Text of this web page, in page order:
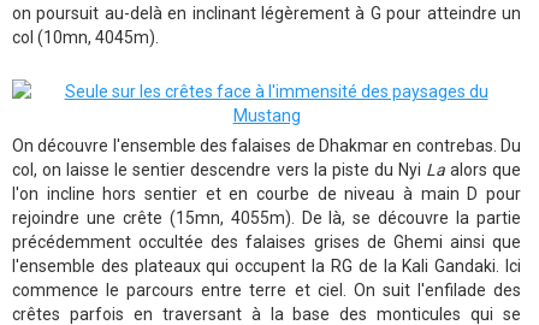
on poursuit au-delà en inclinant légèrement à G pour atteindre un
col (10mn, 4045m).
On découvre l'ensemble des falaises de Dhakmar en contrebas. Du
col, on laisse le sentier descendre vers la piste du Nyi Laalors que
l'on incline hors sentier et en courbe de niveau à main D pour
rejoindre une crête (15mn, 4055m). De là, se découvre la partie
précédemment occultée des falaises grises de Ghemi ainsi que
l'ensemble des plateaux qui occupent la RG de la Kali Gandaki. Ici
commence le parcours entre terre et ciel. On suit l'enfilade des
crêtes parfois en traversant à la base des monticules qui se